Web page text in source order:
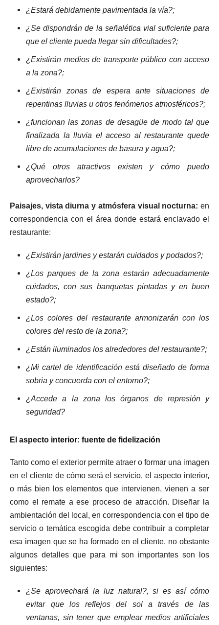
¿Estará debidamente pavimentada la vía?;
¿Se dispondrán de la señalética vial suficiente para
que el cliente pueda llegar sin dificultades?;
¿Existirán medios de transporte público con acceso
a la zona?;
¿Existirán zonas de espera ante situaciones de
repentinas lluvias u otros fenómenos atmosféricos?;
¿funcionan las zonas de desagüe de modo tal que
finalizada la lluvia el acceso al restaurante quede
libre de acumulaciones de basura y agua?;
¿Qué otros atractivos existen y cómo puedo
aprovecharlos?
Paisajes, vista diurna y atmósfera visual nocturna: en
correspondencia con el área donde estará enclavado el
restaurante:
¿Existirán jardines y estarán cuidados y podados?;
¿Los parques de la zona estarán adecuadamente
cuidados, con sus banquetas pintadas y en buen
estado?;
¿Los colores del restaurante armonizarán con los
colores del resto de la zona?;
¿Están iluminados los alrededores del restaurante?;
¿Mi cartel de identificación está diseñado de forma
sobria y concuerda con el entorno?;
¿Accede a la zona los órganos de represión y
seguridad?
El aspecto interior: fuente de fidelización
Tanto como el exterior permite atraer o formar una imagen
en el cliente de cómo será el servicio, el aspecto interior,
o más bien los elementos que intervienen, vienen a ser
como el remate a ese proceso de atracción. Diseñar la
ambientación del local, en correspondencia con el tipo de
servicio o temática escogida debe contribuir a completar
esa imagen que se ha formado en el cliente, no obstante
algunos detalles que para mi son importantes son los
siguientes:
¿Se aprovechará la luz natural?, si es así cómo
evitar que los reflejos del sol a través de las
ventanas, sin tener que emplear medios artificiales